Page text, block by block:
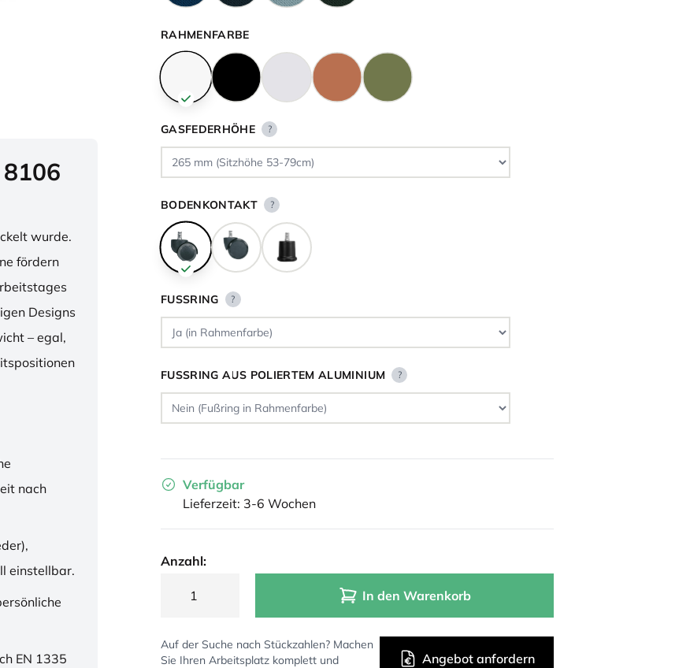
wurde.
fördern
Designs
– egal,
nach
einstellbar.
EN 1335
RAHMENFARBE
GASFEDERHÖHE ?
BODENKONTAKT ?
FUSSRING ?
FUSSRING AUS POLIERTEM ALUMINIUM ?
Verfügbar
Lieferzeit: 3-6 Wochen
Anzahl:
In den Warenkorb
Auf der Suche nach Stückzahlen? Machen
Sie Ihren Arbeitsplatz komplett und
Angebot anfordern